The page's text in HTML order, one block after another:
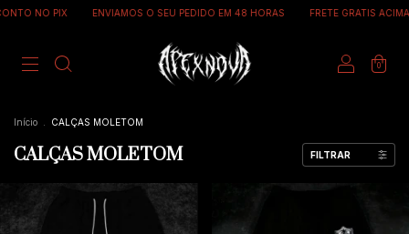
ENVIAMOS O SEU PEDIDO EM 48 HORAS FRETE GRATIS ACIMA DE R$ 599
0
Início CALÇAS MOLETOM
CALÇAS MOLETOM FILTRAR